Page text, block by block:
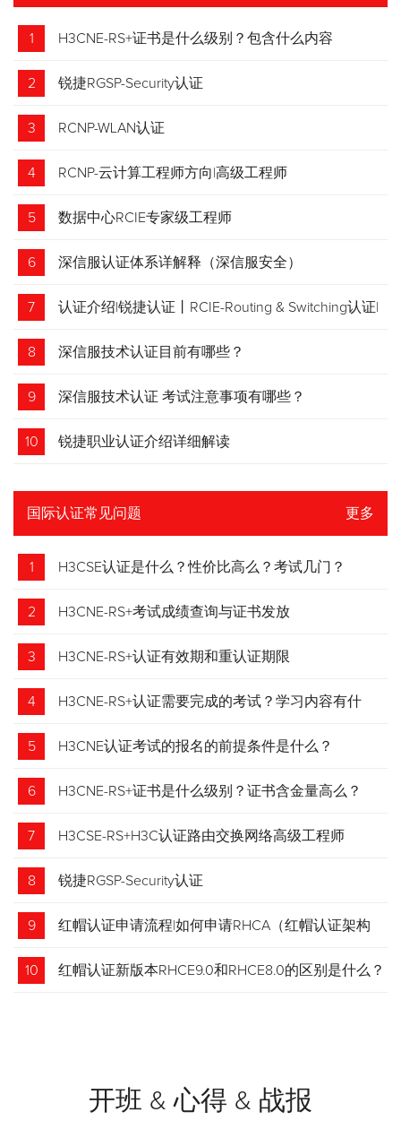
1 H3CNE-RS+证书是什么级别？包含什么内容
2 锐捷RGSP-Security认证
3 RCNP-WLAN认证
4 RCNP-云计算工程师方向|高级工程师
5 数据中心RCIE专家级工程师
6 深信服认证体系详解释（深信服安全）
7 认证介绍|锐捷认证丨RCIE-Routing & Switching认证|
专家级网络工程师
8 深信服技术认证目前有哪些？
9 深信服技术认证 考试注意事项有哪些？
10 锐捷职业认证介绍详细解读
国际认证常见问题 更多
1 H3CSE认证是什么？性价比高么？考试几门？
2 H3CNE-RS+考试成绩查询与证书发放
3 H3CNE-RS+认证有效期和重认证期限
4 H3CNE-RS+认证需要完成的考试？学习内容有什
么？
5 H3CNE认证考试的报名的前提条件是什么？
6 H3CNE-RS+证书是什么级别？证书含金量高么？
7 H3CSE-RS+H3C认证路由交换网络高级工程师
8 锐捷RGSP-Security认证
9 红帽认证申请流程|如何申请RHCA（红帽认证架构
师）证书？申请步骤请收藏！
10 红帽认证新版本RHCE9.0和RHCE8.0的区别是什么？
开班 & 心得 & 战报